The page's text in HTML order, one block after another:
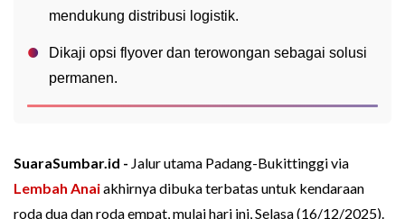
mendukung distribusi logistik.
Dikaji opsi flyover dan terowongan sebagai solusi
permanen.
SuaraSumbar.id - Jalur utama Padang-Bukittinggi via
Lembah Anaiakhirnya dibuka terbatas untuk kendaraan
roda dua dan roda empat, mulai hari ini, Selasa (16/12/2025).